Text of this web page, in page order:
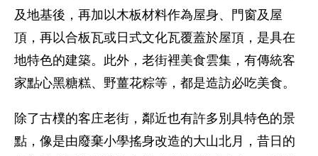
及地基後，再加以木板材料作為屋身、門窗及屋
頂，再以合板瓦或日式文化瓦覆蓋於屋頂，是具在
地特色的建築。此外，老街裡美食雲集，有傳統客
家點心黑糖糕、野薑花粽等，都是造訪必吃美食。
除了古樸的客庄老街，鄰近也有許多別具特色的景
點，像是由廢棄小學搖身改造的大山北月，昔日的